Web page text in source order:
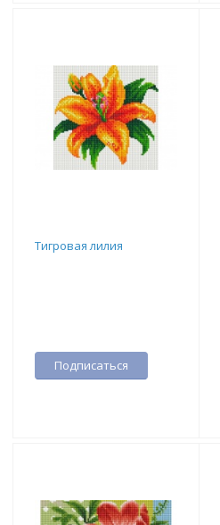
Тигровая лилия
Подписаться